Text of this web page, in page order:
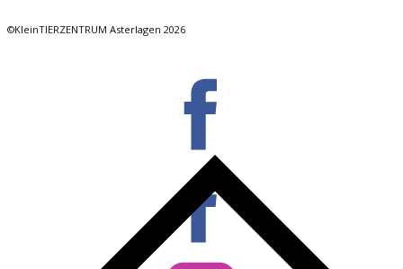
©KleinTIERZENTRUM Asterlagen 2026